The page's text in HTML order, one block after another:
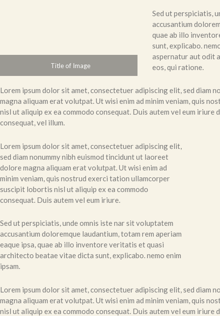
Title of Image
Sed ut perspiciatis,
accusantium
quae ab illo
sunt, explicabo.
aspernatur aut odit
eos, qui ratione.
Lorem ipsum dolor sit amet, consectetuer adipiscing elit, sed diam
magna aliquam erat volutpat. Ut wisi enim ad minim veniam, quis
nisl ut aliquip ex ea commodo consequat. Duis autem vel eum
consequat, vel illum.
Lorem ipsum dolor sit amet, consectetuer adipiscing elit,
sed diam nonummy nibh euismod tincidunt ut laoreet
dolore magna aliquam erat volutpat. Ut wisi enim ad
minim veniam, quis nostrud exerci tation ullamcorper
suscipit lobortis nisl ut aliquip ex ea commodo
consequat. Duis autem vel eum iriure.
Sed ut perspiciatis, unde omnis iste nar sit voluptatem
accusantium doloremque laudantium, totam rem aperiam
eaque ipsa, quae ab illo inventore veritatis et quasi
architecto beatae vitae dicta sunt, explicabo. nemo enim
ipsam.
Lorem ipsum dolor sit amet, consectetuer adipiscing elit, sed diam
magna aliquam erat volutpat. Ut wisi enim ad minim veniam, quis
nisl ut aliquip ex ea commodo consequat. Duis autem vel eum iriure